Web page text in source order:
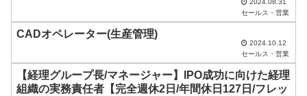
く
さ
い
2024.08.31
セールス・営業
CADオペレーター(生産管理)
2024.10.12
セールス・営業
【経理グループ長/マネージャー】IPO成功に向けた経理
組織の実務責任者【完全週休2日/年間休日127日/フレッ